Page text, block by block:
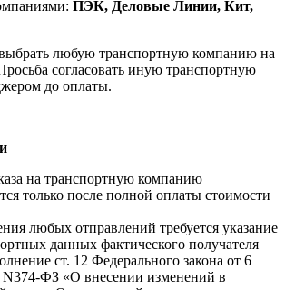
ПЭК, Деловые Линии, Кит,
любую транспортную компанию на
согласовать иную транспортную
до оплаты.
на транспортную компанию
только после полной оплаты стоимости
любых отправлений требуется указание
данных фактического получателя
ст. 12 Федерального закона от 6
N374-ФЗ «О внесении изменений в